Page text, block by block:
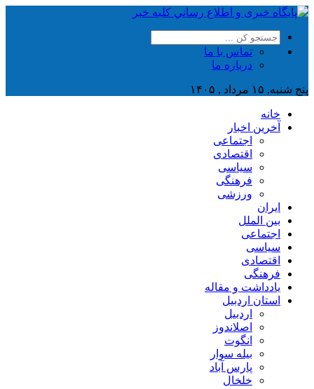
تماس با ما
درباره ما
پنج شنبه, ۱۵ مرداد , ۱۴۰۵
خانه
آخرین اخبار
اجتماعی
اقتصادی
سیاسی
فرهنگی
ورزشی
ایران
بین الملل
اجتماعی
سیاسی
اقتصادی
فرهنگی
یادداشت و مقاله
استان اردبیل
اردبیل
اصلاندوز
انگوت
بیله سوار
پارس آباد
خلخال